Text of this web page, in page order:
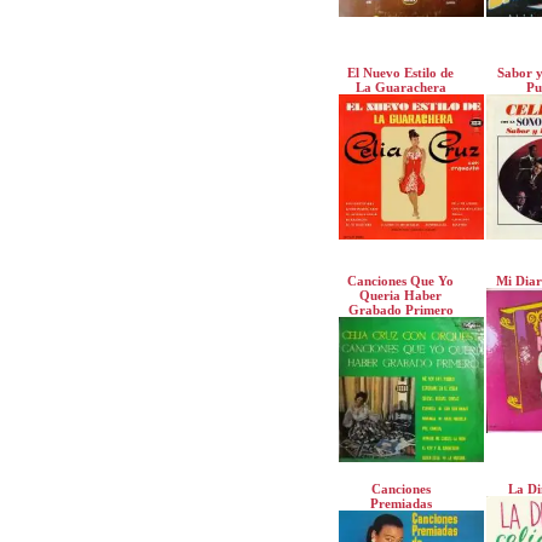
El Nuevo Estilo de
La Guarachera
Sabor
Canciones Que Yo
Queria Haber
Grabado Primero
Mi
Canciones
Premiadas
La